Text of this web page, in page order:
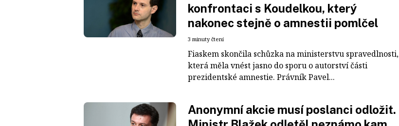
konfrontaci s Koudelkou, který
nakonec stejně o amnestii pomlčel
3 minuty čtení
Fiaskem skončila schůzka na ministerstvu spravedlnosti,
která měla vnést jasno do sporu o autorství části
prezidentské amnestie. Právník Pavel...
Anonymní akcie musí poslanci odložit.